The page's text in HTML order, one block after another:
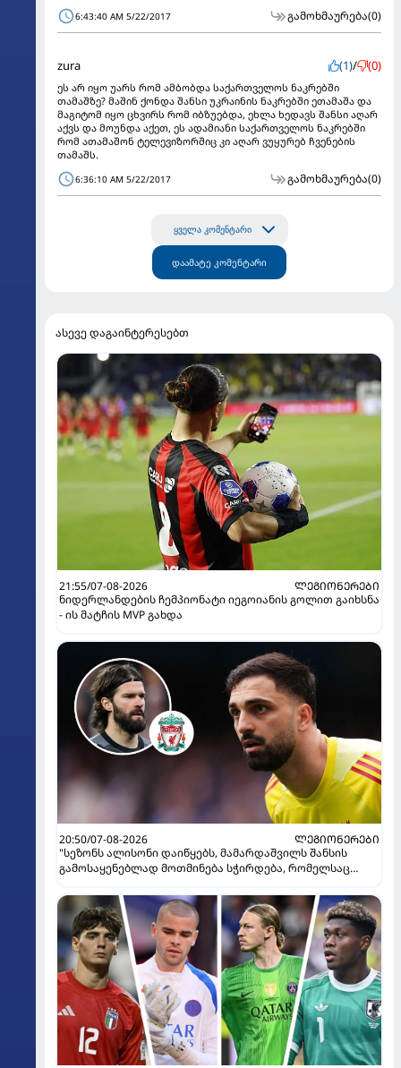
6:43:40 AM 5/22/2017 გამოხმაურება(0)
zura (1)/ (0)
ეს არ იყო უარს რომ ამბობდა საქართველოს ნაკრებში
თამაშზე? მაშინ ქონდა შანსი უკრაინის ნაკრებში ეთამაშა და
მაგიტომ იყო ცხვირს რომ იბზუებდა, ეხლა ხედავს შანსი აღარ
აქვს და მოუნდა აქეთ, ეს ადამიანი საქართველოს ნაკრებში
რომ ათამაშონ ტელევიზორშიც კი აღარ ვუყურებ ჩვენების
თამაშს.
6:36:10 AM 5/22/2017 გამოხმაურება(0)
ყველა კომენტარი
დაამატე კომენტარი
ასევე დაგაინტერესებთ
21:55/07-08-2026
ᲚᲔᲒᲘᲝᲜᲔᲠᲔᲑᲘ
ნიდერლანდების ჩემპიონატი იეგოიანის გოლით გაიხსნა
- ის მატჩის MVP გახდა
20:50/07-08-2026
ᲚᲔᲒᲘᲝᲜᲔᲠᲔᲑᲘ
"სეზონს ალისონი დაიწყებს, მამარდაშვილს შანსის
გამოსაყენებლად მოთმინება სჭირდება, რომელსაც
მეკარემ